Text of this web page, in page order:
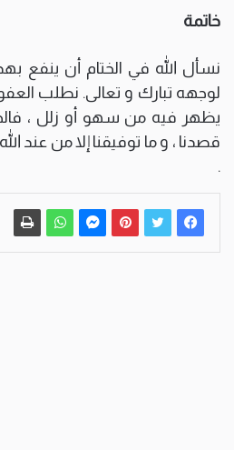
خاتمة
نسأل الله في الختام أن ينفع
لوجهه تبارك و تعالى. نطلب
يظهر فيه من سهو أو زلل ،
قصدنا ، و ما توفيقنا إلا من عند
.